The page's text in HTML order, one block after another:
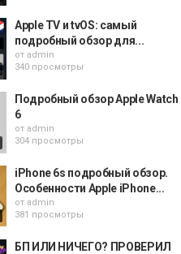
Apple TV и tvOS: самый
подробный обзор для...
от admin
340 просмотры
Подробный обзор Apple Watch
6
от admin
304 просмотры
iPhone 6s подробный обзор.
Особенности Apple iPhone...
от admin
381 просмотры
БП ИЛИ НИЧЕГО? ПРОВЕРИЛ